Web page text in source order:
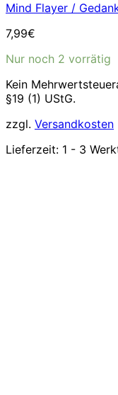
Mind Flayer /
7,99€
Nur noch 2 vorrätig
Kein
§19 (1) UStG.
zzgl. Versandkosten
Lieferzeit: 1 - 3